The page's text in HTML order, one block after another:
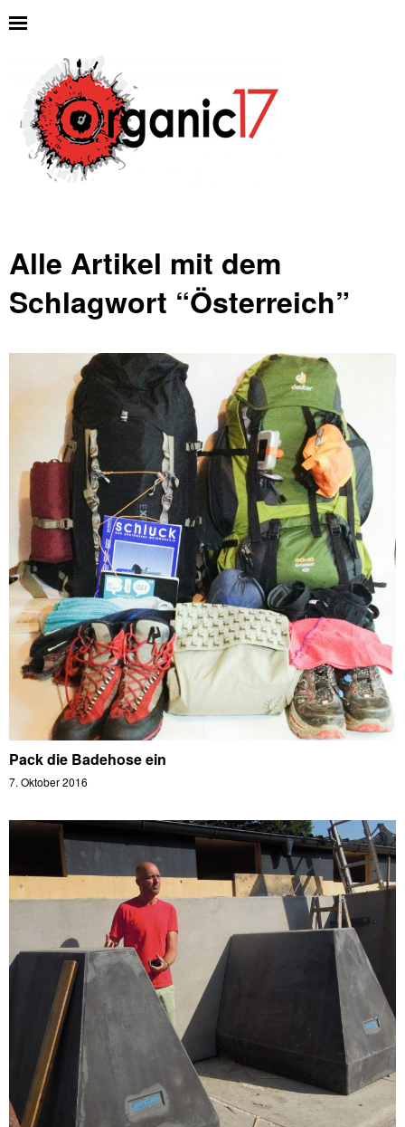
Alle Artikel mit dem
Schlagwort “Österreich”
Pack die Badehose ein
7. Oktober 2016